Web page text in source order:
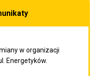
w organizacji
Energetyków.